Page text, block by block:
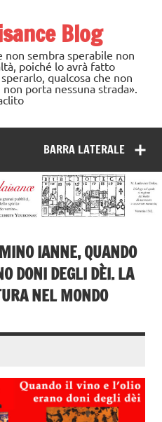
Blog
non sembra sperabile non
poiché lo avrà fatto
qualcosa che non
porta nessuna strada».
BARRA LATERALE
IANNE, QUANDO
DONI DEGLI DÈI. LA
NEL MONDO